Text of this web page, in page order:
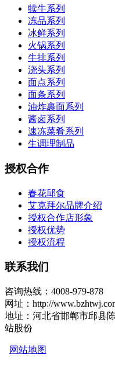
犊牛系列
冻品系列
冰鲜系列
火锅系列
牛排系列
浇头系列
面点系列
面条系列
油炸裹面系列
酱卤系列
速冻菜肴系列
生调理制品
授权合作
春花邱食
艾克拜尔品牌介绍
授权合作店形象
授权优势
授权流程
联系我们
咨询热线：4008-979-878
网址：http://
地址：河北省邯郸市邱县
站股份
网站地图